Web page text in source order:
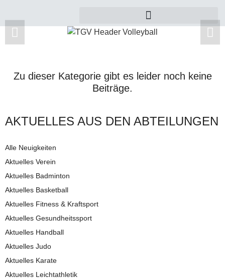
AKTUELLES AUS DEN AB­TEI­LUNG­EN
Alle Neuigkeiten
Aktuelles Verein
Aktuelles Badminton
Aktuelles Basketball
Aktuelles Fitness & Kraftsport
Aktuelles Gesundheitssport
Aktuelles Handball
Aktuelles Judo
Aktuelles Karate
Aktuelles Leichtathletik
Zu dieser Kategorie gibt es leider noch keine
Beiträge.